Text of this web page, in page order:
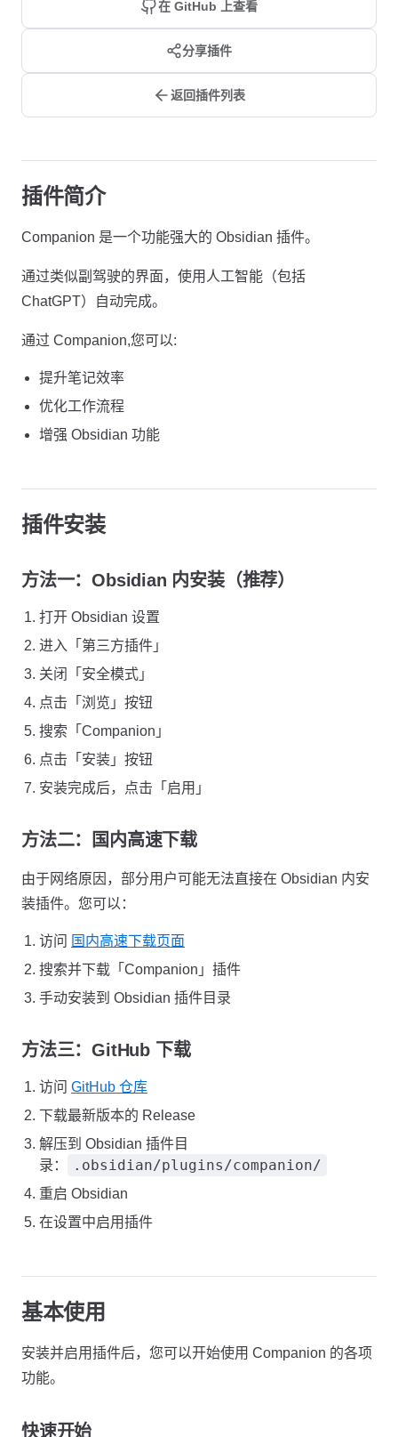
在 GitHub 上查看
分享插件
返回插件列表
插件简介
Companion 是一个功能强大的 Obsidian 插件。
通过类似副驾驶的界面，使用人工智能（包括
ChatGPT）自动完成。
通过 Companion,您可以:
提升笔记效率
优化工作流程
增强 Obsidian 功能
插件安装
方法一：Obsidian 内安装（推荐）
打开 Obsidian 设置
进入「第三方插件」
关闭「安全模式」
点击「浏览」按钮
搜索「Companion」
点击「安装」按钮
安装完成后，点击「启用」
方法二：国内高速下载
由于网络原因，部分用户可能无法直接在 Obsidian 内安
装插件。您可以：
访问 国内高速下载页面
搜索并下载「Companion」插件
手动安装到 Obsidian 插件目录
方法三：GitHub 下载
访问 GitHub 仓库
下载最新版本的 Release
解压到 Obsidian 插件目
录：
.obsidian/plugins/companion/
重启 Obsidian
在设置中启用插件
基本使用
安装并启用插件后，您可以开始使用 Companion 的各项
功能。
快速开始